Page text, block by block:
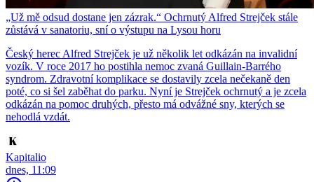
„Už mě odsud dostane jen zázrak.“ Ochrnutý Alfred Strejček stále
zůstává v sanatoriu, sní o výstupu na Lysou horu
Český herec Alfred Strejček je už několik let odkázán na invalidní
vozík. V roce 2017 ho postihla nemoc zvaná Guillain-Barrého
syndrom. Zdravotní komplikace se dostavily zcela nečekaně den
poté, co si šel zaběhat do parku. Nyní je Strejček ochrnutý a je zcela
odkázán na pomoc druhých, přesto má odvážné sny, kterých se
nehodlá vzdát.
Kapitalio
dnes, 11:09